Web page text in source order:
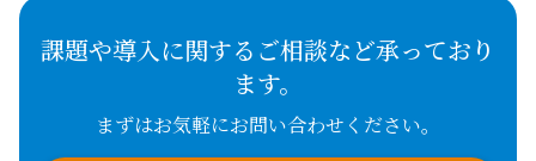
課題や導入に関するご相談など承っており
ます。
まずはお気軽にお問い合わせください。